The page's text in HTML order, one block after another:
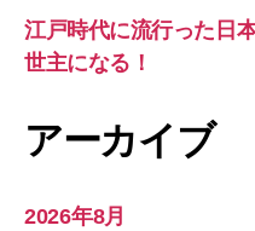
江戸時代に流行った日
世主になる！
アーカイブ
2026年8月